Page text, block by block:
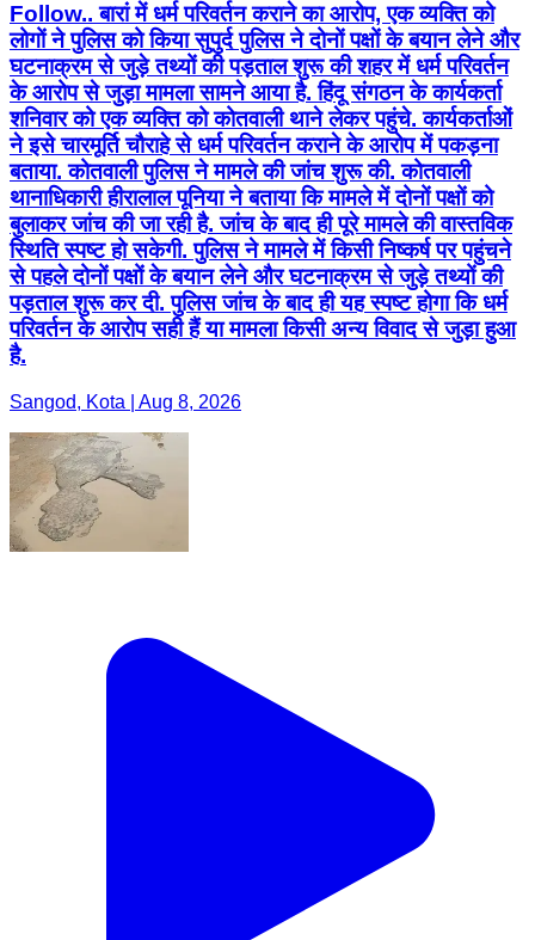
Follow.. बारां में धर्म परिवर्तन कराने का आरोप, एक व्यक्ति को
लोगों ने पुलिस को किया सुपुर्द पुलिस ने दोनों पक्षों के बयान लेने और
घटनाक्रम से जुड़े तथ्यों की पड़ताल शुरू की शहर में धर्म परिवर्तन
के आरोप से जुड़ा मामला सामने आया है. हिंदू संगठन के कार्यकर्ता
शनिवार को एक व्यक्ति को कोतवाली थाने लेकर पहुंचे. कार्यकर्ताओं
ने इसे चारमूर्ति चौराहे से धर्म परिवर्तन कराने के आरोप में पकड़ना
बताया. कोतवाली पुलिस ने मामले की जांच शुरू की. कोतवाली
थानाधिकारी हीरालाल पूनिया ने बताया कि मामले में दोनों पक्षों को
बुलाकर जांच की जा रही है. जांच के बाद ही पूरे मामले की वास्तविक
स्थिति स्पष्ट हो सकेगी. पुलिस ने मामले में किसी निष्कर्ष पर पहुंचने
से पहले दोनों पक्षों के बयान लेने और घटनाक्रम से जुड़े तथ्यों की
पड़ताल शुरू कर दी. पुलिस जांच के बाद ही यह स्पष्ट होगा कि धर्म
परिवर्तन के आरोप सही हैं या मामला किसी अन्य विवाद से जुड़ा हुआ
है.
Sangod, Kota | Aug 8, 2026